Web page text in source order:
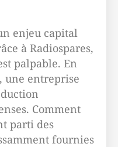
enjeu capital
à Radiospares,
palpable. En
une entreprise
Comment
parti des
fournies